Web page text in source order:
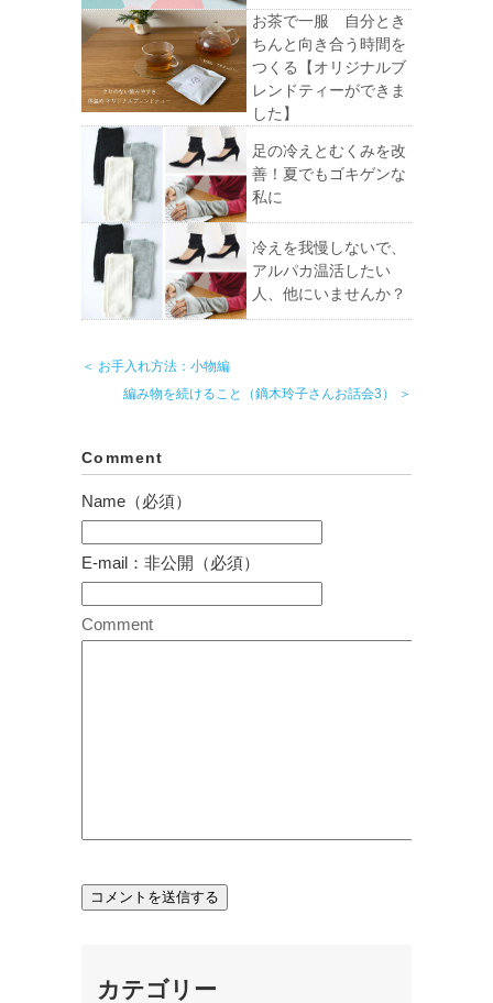
お茶で一服 自分とき
ちんと向き合う時間を
つくる【オリジナルブ
レンドティーができま
した】
足の冷えとむくみを改
善！夏でもゴキゲンな
私に
冷えを我慢しないで、
アルパカ温活したい
人、他にいませんか？
＜ お手入れ方法：小物編
編み物を続けること（鏑木玲子さんお話会3） ＞
Comment
Name（必須）
E-mail：非公開（必須）
Comment
カテゴリー